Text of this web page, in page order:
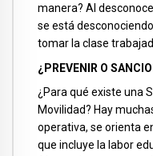
manera? Al
se está
tomar la clase
¿PREVENIR O
¿Para qué existe una
Movilidad? Hay
operativa, se orienta
que incluye la labor